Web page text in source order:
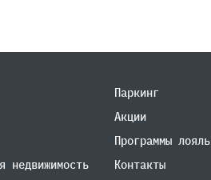
недвижимость
Паркинг
Акции
Программы
Контакты